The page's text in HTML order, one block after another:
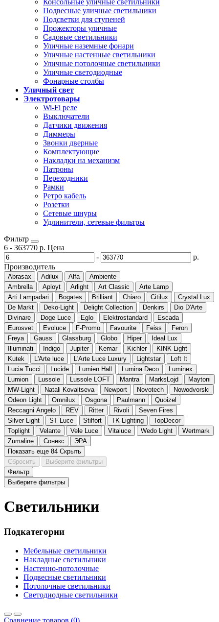
Консольные уличные светильники
Подвесные уличные светильники
Подсветки для ступеней
Прожекторы уличные
Садовые светильники
Уличные наземные фонари
Уличные настенные светильники
Уличные потолочные светильники
Уличные светодиодные
Фонарные столбы
Уличный свет
Электротовары
Wi-Fi реле
Выключатели
Датчики движения
Диммеры
Звонки дверные
Комплектующие
Накладки на механизм
Патроны
Переходники
Рамки
Ретро кабель
Розетки
Сетевые шнуры
Удлинители, сетевые фильтры
Фильтр
6 - 363770 р. Цена
-
р.
Производитель
Abrasax Adilux Alfa
Ambiente
Ambrella
Aployt Arlight Art Classic
Arte Lamp
Arti Lampadari
Bogates Brilliant Chiaro Citilux
Crystal Lux
De Markt
Deko-Light Delight Collection Denkirs
Dio D'Arte
Divinare
Doge Luce Eglo Elektrostandard
Escada
Eurosvet
Evoluce F-Promo Favourite Feiss
Feron
Freya
Gauss Glassburg Globo Hiper
Ideal Lux
Illuminati
Indigo Jupiter Kemar Kichler
KINK Light
Kutek
L'Arte luce L'Arte Luce Luxury Lightstar
Loft It
Lucia Tucci
Lucide Lumien Hall Lumina Deco
Luminex
Lumion
Lussole Lussole LOFT Mantra MarksLojd
Maytoni
MW-Light
Natali Kovaltseva Newport Novotech
Nowodvorski
Odeon Light
Omnilux Osgona Paulmann
Quoizel
Reccagni Angelo
REV Ritter Rivoli
Seven Fires
Silver Light
ST Luce Stilfort TK Lighting
TopDecor
Toplight
Velante Vele Luce Vitaluce Wedo Light
Wertmark
Zumaline
Сонекс
ЭРА
Показать еще 84 Скрыть
Сбросить
Выберите фильтры
Фильтр
Выберите фильтры
Светильники
Подкатегории
Мебельные светильники
Накладные светильники
Настенно-потолочные
Подвесные светильники
Потолочные светильники
Светодиодные светильники
Сравнение товаров (0)